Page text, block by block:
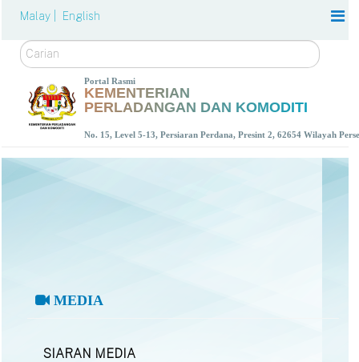
Malay | English
Carian
Portal Rasmi
KEMENTERIAN
PERLADANGAN DAN KOMODITI
No. 15, Level 5-13, Persiaran Perdana, Presint 2, 62654 Wilayah
MEDIA
SIARAN MEDIA